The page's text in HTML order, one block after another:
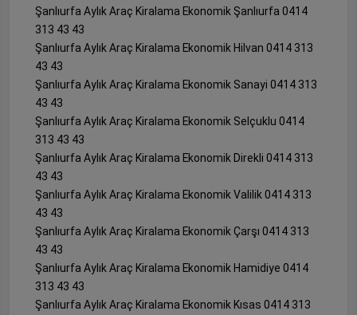
Şanlıurfa Aylık Araç Kiralama Ekonomik Şanlıurfa 0414
313 43 43
Şanlıurfa Aylık Araç Kiralama Ekonomik Hilvan 0414 313
43 43
Şanlıurfa Aylık Araç Kiralama Ekonomik Sanayi 0414 313
43 43
Şanlıurfa Aylık Araç Kiralama Ekonomik Selçuklu 0414
313 43 43
Şanlıurfa Aylık Araç Kiralama Ekonomik Direkli 0414 313
43 43
Şanlıurfa Aylık Araç Kiralama Ekonomik Valilik 0414 313
43 43
Şanlıurfa Aylık Araç Kiralama Ekonomik Çarşı 0414 313
43 43
Şanlıurfa Aylık Araç Kiralama Ekonomik Hamidiye 0414
313 43 43
Şanlıurfa Aylık Araç Kiralama Ekonomik Kısas 0414 313